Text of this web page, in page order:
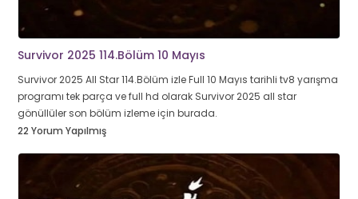
Survivor 2025 114.Bölüm 10 Mayıs
Survivor 2025 All Star 114.Bölüm izle Full 10 Mayıs tarihli tv8 yarışma
programı tek parça ve full hd olarak Survivor 2025 all star
gönüllüler son bölüm izleme için burada.
22 Yorum Yapılmış